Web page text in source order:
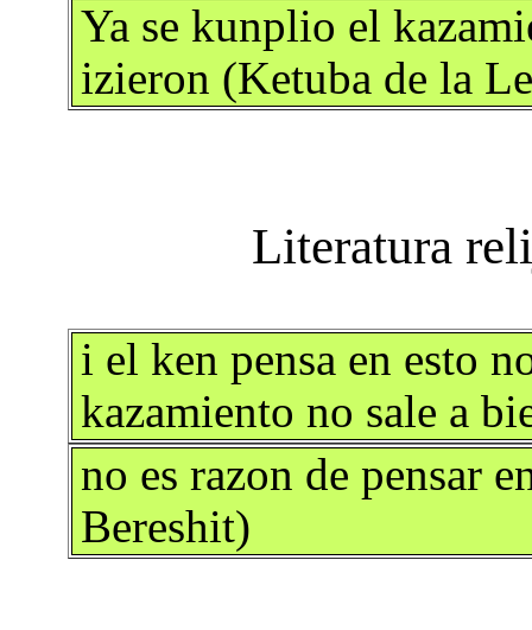
Ya se kunplio el
izieron (Ketuba de la
i el ken pensa en esto
kazamiento no sale a
no es razon de pensar
Bereshit)